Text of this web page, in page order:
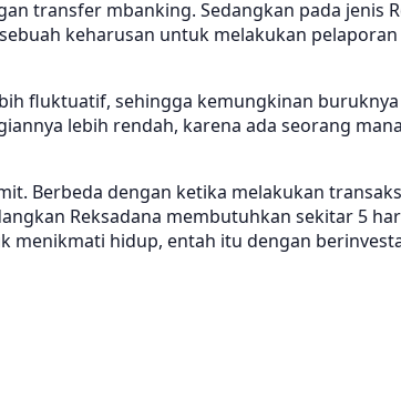
transfer mbanking. Sedangkan pada jenis
keharusan untuk melakukan
fluktuatif, sehingga kemungkinan
lebih rendah, karena ada seorang
Berbeda dengan ketika melakukan
Reksadana membutuhkan sekitar 5
menikmati hidup, entah itu dengan